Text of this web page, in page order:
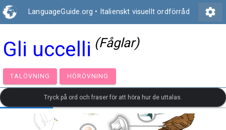
LanguageGuide.org • Italienskt visuellt ordförråd settings
Gli uccelli (Fåglar)
TALÖVNING HÖRÖVNING
Tryck på ord och fraser för att höra hur de uttalas.